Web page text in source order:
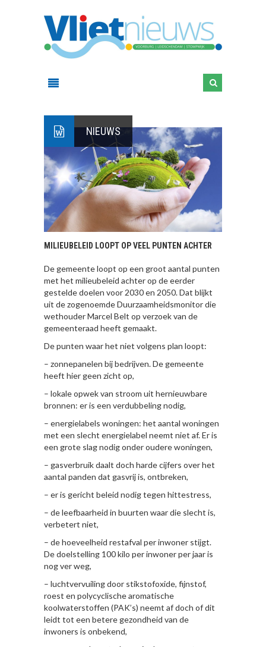
NIEUWS
MILIEUBELEID LOOPT OP VEEL PUNTEN ACHTER
De gemeente loopt op een groot aantal punten
met het milieubeleid achter op de eerder
gestelde doelen voor 2030 en 2050. Dat blijkt
uit de zogenoemde Duurzaamheidsmonitor die
wethouder Marcel Belt op verzoek van de
gemeenteraad heeft gemaakt.
De punten waar het niet volgens plan loopt:
– zonnepanelen bij bedrijven. De gemeente
heeft hier geen zicht op,
– lokale opwek van stroom uit hernieuwbare
bronnen: er is een verdubbeling nodig,
– energielabels woningen: het aantal woningen
met een slecht energielabel neemt niet af. Er is
een grote slag nodig onder oudere woningen,
– gasverbruik daalt doch harde cijfers over het
aantal panden dat gasvrij is, ontbreken,
– er is gericht beleid nodig tegen hittestress,
– de leefbaarheid in buurten waar die slecht is,
verbetert niet,
– de hoeveelheid restafval per inwoner stijgt.
De doelstelling 100 kilo per inwoner per jaar is
nog ver weg,
– luchtvervuiling door stikstofoxide, fijnstof,
roest en polycyclische aromatische
koolwaterstoffen (PAK’s) neemt af doch of dit
leidt tot een betere gezondheid van de
inwoners is onbekend,